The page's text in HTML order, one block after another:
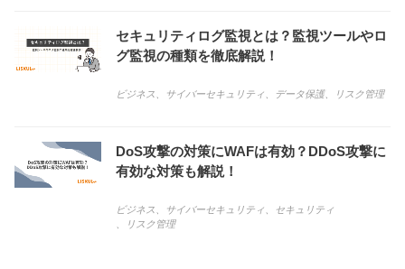
セキュリティログ監視とは？監視ツールやロ
グ監視の種類を徹底解説！
ビジネス サイバーセキュリティ データ保護、 リスク管理
DoS攻撃の対策にWAFは有効？DDoS攻撃に
有効な対策も解説！
ビジネス サイバーセキュリティ
セキュリティ
リスク管理